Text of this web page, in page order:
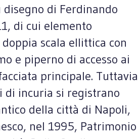
disegno di Ferdinando
di cui elemento
scala ellittica con
e piperno di accesso ai
principale. Tuttavia
incuria si registrano
della città di Napoli,
nel 1995, Patrimonio